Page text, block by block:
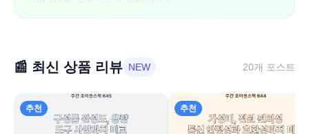
📰 최신 상품 리뷰 NEW 20개 포스트
추천 추천